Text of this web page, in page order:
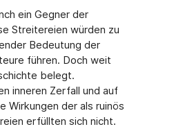
ein Gegner der
Streitereien würden zu
Bedeutung der
führen. Doch weit
belegt.
inneren Zerfall und auf
Wirkungen der als ruinös
erfüllten sich nicht.